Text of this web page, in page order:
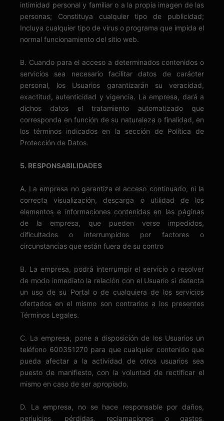
intimidad personal y familiar o a la propia imagen de las
personas; Constituya cualquier tipo de publicidad;
Incluya cualquier tipo de virus o programa que impida el
normal funcionamiento del sitio web.
B. Cuando para el acceso a determinados contenidos o
servicios sea necesario facilitar datos de carácter
personal, los Usuarios garantizarán su veracidad,
exactitud, autenticidad y vigencia. La empresa, dará a
dichos datos el tratamiento automatizado que
corresponda en función de su naturaleza o finalidad, en
los términos indicados en la sección de Política de
Protección de Datos.
5. RESPONSABILIDADES
A. La empresa no garantiza el acceso continuado, ni la
correcta visualización, descarga o utilidad de los
elementos e informaciones contenidas en las páginas
de la empresa, que pueden verse impedidos,
dificultados o interrumpidos por factores o
circunstancias que están fuera de su contro
B. La empresa, podrá interrumpir el servicio o resolver
de modo inmediato la relación con el Usuario si detecta
un uso de su Portal o de cualquiera de los servicios
ofertados en el mismo son contrarios a los presentes
Términos Legales.
C. La empresa, pone a disposición de los Usuarios un
teléfono 600351270 para que cualquier contenido que
pueda afectar a la actividad de otros usuarios sea
puesto de manifiesto, con la voluntad de rectificar el
mismo en caso de ser apropiado.
D. La empresa, no se hace responsable por daños,
perjuicios, pérdidas, reclamaciones o gastos,